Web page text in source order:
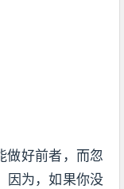
做好前者，而忽
因为，如果你没